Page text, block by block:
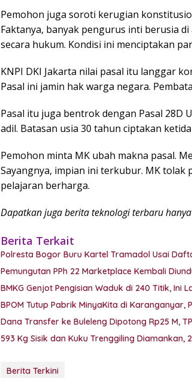
Pemohon juga soroti kerugian
Faktanya, banyak pengurus inti berusia
secara hukum. Kondisi ini menciptakan
KNPI DKI Jakarta nilai pasal itu langgar
Pasal ini jamin hak warga negara.
Pasal itu juga bentrok dengan Pasal 28D
adil. Batasan usia 30 tahun ciptakan
Pemohon minta MK ubah makna pasal.
Sayangnya, impian ini terkubur. MK tolak
pelajaran berharga.
Dapatkan juga berita teknologi terbaru
Berita Terkait
Polresta Bogor Buru Kartel Tramadol Usai
Pemungutan PPh 22 Marketplace Kembali
BMKG Genjot Pengisian Waduk di 240 Titik, Ini
BPOM Tutup Pabrik MinyaKita di Karanganyar,
Dana Transfer ke Buleleng Dipotong Rp25 M,
593 Kg Sisik dan Kuku Trenggiling Diamankan,
Berita Terkini